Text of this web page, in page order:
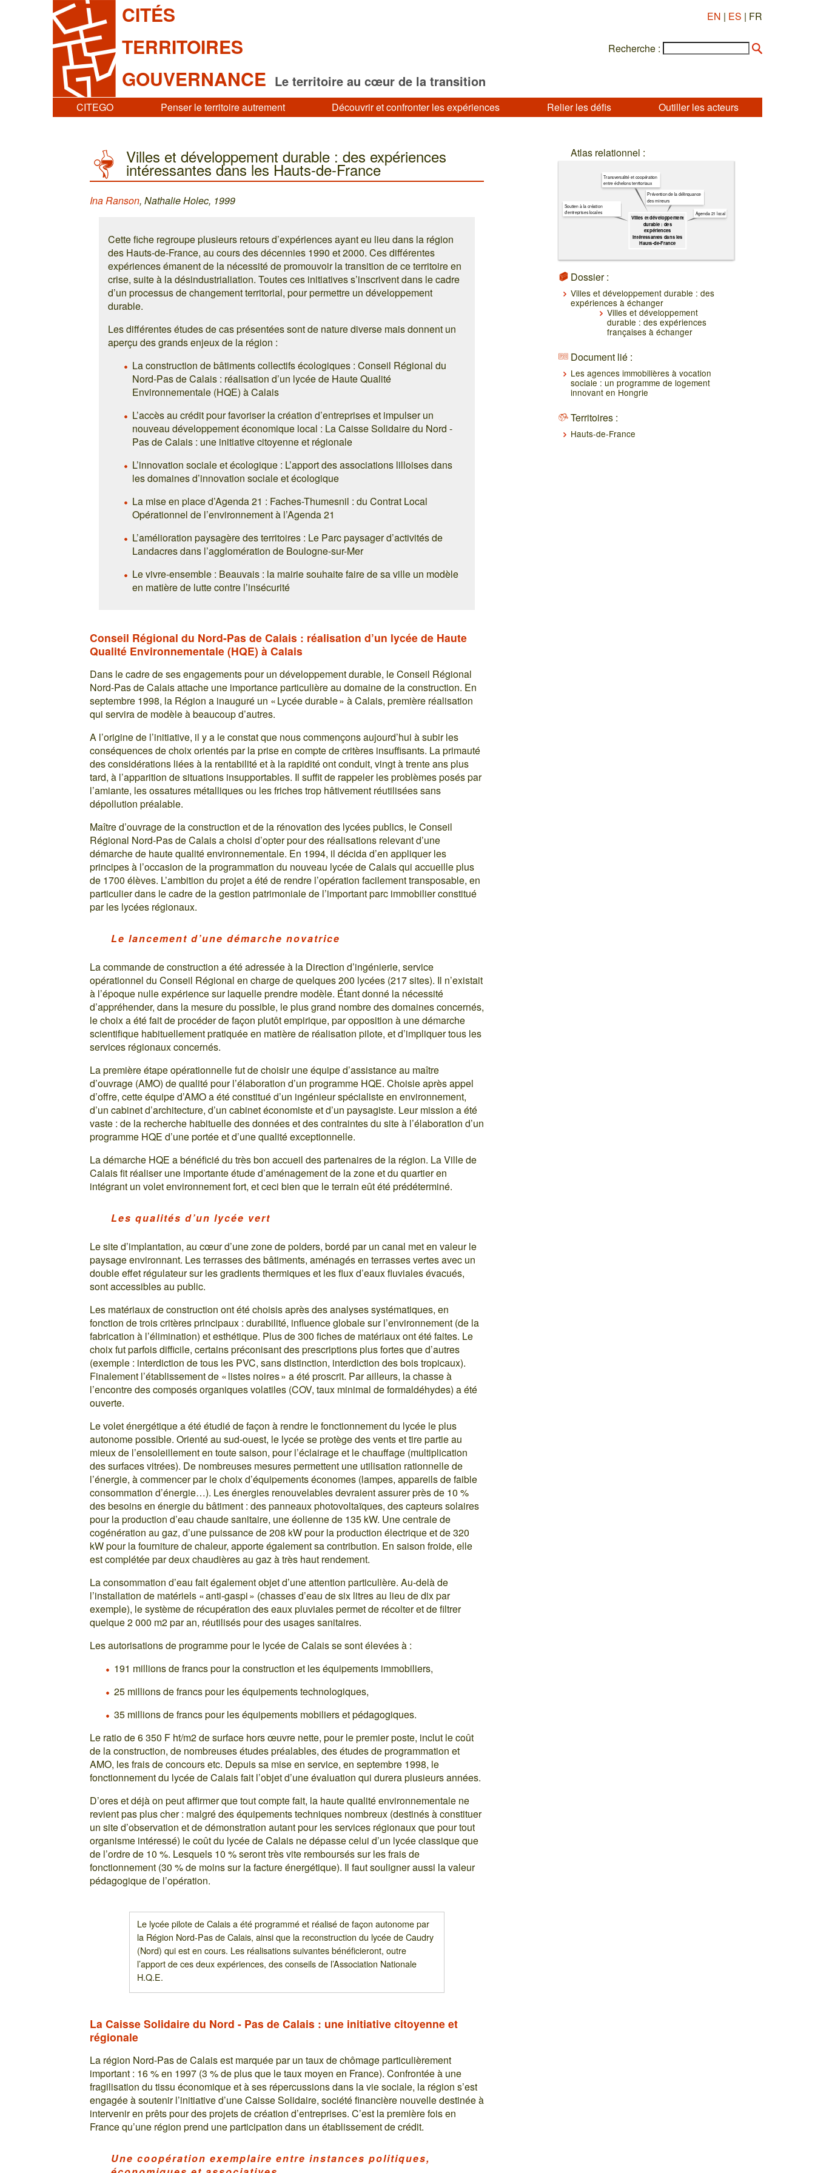
CITÉS
TERRITOIRES
GOUVERNANCE Le territoire au cœur de la transition
EN | ES | FR
Recherche :
CITEGO Penser le territoire autrement Découvrir et confronter les expériences Relier les défis Outiller les acteurs
Villes et développement durable : des expériences
intéressantes dans les Hauts-de-France
Ina Ranson, Nathalie Holec, 1999
Cette fiche regroupe plusieurs retours d’expériences ayant eu lieu dans la région
des Hauts-de-France, au cours des décennies 1990 et 2000. Ces différentes
expériences émanent de la nécessité de promouvoir la transition de ce territoire en
crise, suite à la désindustrialiation. Toutes ces initiatives s’inscrivent dans le cadre
d’un processus de changement territorial, pour permettre un développement
durable.
Les différentes études de cas présentées sont de nature diverse mais donnent un
aperçu des grands enjeux de la région :
La construction de bâtiments collectifs écologiques : Conseil Régional du
Nord-Pas de Calais : réalisation d’un lycée de Haute Qualité
Environnementale (HQE) à Calais
L’accès au crédit pour favoriser la création d’entreprises et impulser un
nouveau développement économique local : La Caisse Solidaire du Nord -
Pas de Calais : une initiative citoyenne et régionale
L’innovation sociale et écologique : L’apport des associations lilloises dans
les domaines d’innovation sociale et écologique
La mise en place d’Agenda 21 : Faches-Thumesnil : du Contrat Local
Opérationnel de l’environnement à l’Agenda 21
L’amélioration paysagère des territoires : Le Parc paysager d’activités de
Landacres dans l’agglomération de Boulogne-sur-Mer
Le vivre-ensemble : Beauvais : la mairie souhaite faire de sa ville un modèle
en matière de lutte contre l’insécurité
Conseil Régional du Nord-Pas de Calais : réalisation d’un lycée de Haute
Qualité Environnementale (HQE) à Calais
Dans le cadre de ses engagements pour un développement durable, le Conseil Régional
Nord-Pas de Calais attache une importance particulière au domaine de la construction. En
septembre 1998, la Région a inauguré un « Lycée durable » à Calais, première réalisation
qui servira de modèle à beaucoup d’autres.
A l’origine de l’initiative, il y a le constat que nous commençons aujourd’hui à subir les
conséquences de choix orientés par la prise en compte de critères insuffisants. La primauté
des considérations liées à la rentabilité et à la rapidité ont conduit, vingt à trente ans plus
tard, à l’apparition de situations insupportables. Il suffit de rappeler les problèmes posés par
l’amiante, les ossatures métalliques ou les friches trop hâtivement réutilisées sans
dépollution préalable.
Maître d’ouvrage de la construction et de la rénovation des lycées publics, le Conseil
Régional Nord-Pas de Calais a choisi d’opter pour des réalisations relevant d’une
démarche de haute qualité environnementale. En 1994, il décida d’en appliquer les
principes à l’occasion de la programmation du nouveau lycée de Calais qui accueille plus
de 1700 élèves. L’ambition du projet a été de rendre l’opération facilement transposable, en
particulier dans le cadre de la gestion patrimoniale de l’important parc immobilier constitué
par les lycées régionaux.
Le lancement d’une démarche novatrice
La commande de construction a été adressée à la Direction d’ingénierie, service
opérationnel du Conseil Régional en charge de quelques 200 lycées (217 sites). Il n’existait
à l’époque nulle expérience sur laquelle prendre modèle. Étant donné la nécessité
d’appréhender, dans la mesure du possible, le plus grand nombre des domaines concernés,
le choix a été fait de procéder de façon plutôt empirique, par opposition à une démarche
scientifique habituellement pratiquée en matière de réalisation pilote, et d’impliquer tous les
services régionaux concernés.
La première étape opérationnelle fut de choisir une équipe d’assistance au maître
d’ouvrage (AMO) de qualité pour l’élaboration d’un programme HQE. Choisie après appel
d’offre, cette équipe d’AMO a été constitué d’un ingénieur spécialiste en environnement,
d’un cabinet d’architecture, d’un cabinet économiste et d’un paysagiste. Leur mission a été
vaste : de la recherche habituelle des données et des contraintes du site à l’élaboration d’un
programme HQE d’une portée et d’une qualité exceptionnelle.
La démarche HQE a bénéficié du très bon accueil des partenaires de la région. La Ville de
Calais fit réaliser une importante étude d’aménagement de la zone et du quartier en
intégrant un volet environnement fort, et ceci bien que le terrain eût été prédéterminé.
Les qualités d’un lycée vert
Le site d’implantation, au cœur d’une zone de polders, bordé par un canal met en valeur le
paysage environnant. Les terrasses des bâtiments, aménagés en terrasses vertes avec un
double effet régulateur sur les gradients thermiques et les flux d’eaux fluviales évacués,
sont accessibles au public.
Les matériaux de construction ont été choisis après des analyses systématiques, en
fonction de trois critères principaux : durabilité, influence globale sur l’environnement (de la
fabrication à l’élimination) et esthétique. Plus de 300 fiches de matériaux ont été faites. Le
choix fut parfois difficile, certains préconisant des prescriptions plus fortes que d’autres
(exemple : interdiction de tous les PVC, sans distinction, interdiction des bois tropicaux).
Finalement l’établissement de « listes noires » a été proscrit. Par ailleurs, la chasse à
l’encontre des composés organiques volatiles (COV, taux minimal de formaldéhydes) a été
ouverte.
Le volet énergétique a été étudié de façon à rendre le fonctionnement du lycée le plus
autonome possible. Orienté au sud-ouest, le lycée se protège des vents et tire partie au
mieux de l’ensoleillement en toute saison, pour l’éclairage et le chauffage (multiplication
des surfaces vitrées). De nombreuses mesures permettent une utilisation rationnelle de
l’énergie, à commencer par le choix d’équipements économes (lampes, appareils de faible
consommation d’énergie…). Les énergies renouvelables devraient assurer près de 10 %
des besoins en énergie du bâtiment : des panneaux photovoltaïques, des capteurs solaires
pour la production d’eau chaude sanitaire, une éolienne de 135 kW. Une centrale de
cogénération au gaz, d’une puissance de 208 kW pour la production électrique et de 320
kW pour la fourniture de chaleur, apporte également sa contribution. En saison froide, elle
est complétée par deux chaudières au gaz à très haut rendement.
La consommation d’eau fait également objet d’une attention particulière. Au-delà de
l’installation de matériels « anti-gaspi » (chasses d’eau de six litres au lieu de dix par
exemple), le système de récupération des eaux pluviales permet de récolter et de filtrer
quelque 2 000 m2 par an, réutilisés pour des usages sanitaires.
Les autorisations de programme pour le lycée de Calais se sont élevées à :
191 millions de francs pour la construction et les équipements immobiliers,
25 millions de francs pour les équipements technologiques,
35 millions de francs pour les équipements mobiliers et pédagogiques.
Le ratio de 6 350 F ht/m2 de surface hors œuvre nette, pour le premier poste, inclut le coût
de la construction, de nombreuses études préalables, des études de programmation et
AMO, les frais de concours etc. Depuis sa mise en service, en septembre 1998, le
fonctionnement du lycée de Calais fait l’objet d’une évaluation qui durera plusieurs années.
D’ores et déjà on peut affirmer que tout compte fait, la haute qualité environnementale ne
revient pas plus cher : malgré des équipements techniques nombreux (destinés à constituer
un site d’observation et de démonstration autant pour les services régionaux que pour tout
organisme intéressé) le coût du lycée de Calais ne dépasse celui d’un lycée classique que
de l’ordre de 10 %. Lesquels 10 % seront très vite remboursés sur les frais de
fonctionnement (30 % de moins sur la facture énergétique). Il faut souligner aussi la valeur
pédagogique de l’opération.
Le lycée pilote de Calais a été programmé et réalisé de façon autonome par
la Région Nord-Pas de Calais, ainsi que la reconstruction du lycée de Caudry
(Nord) qui est en cours. Les réalisations suivantes bénéficieront, outre
l’apport de ces deux expériences, des conseils de l’Association Nationale
H.Q.E.
La Caisse Solidaire du Nord - Pas de Calais : une initiative citoyenne et
régionale
La région Nord-Pas de Calais est marquée par un taux de chômage particulièrement
important : 16 % en 1997 (3 % de plus que le taux moyen en France). Confrontée à une
fragilisation du tissu économique et à ses répercussions dans la vie sociale, la région s’est
engagée à soutenir l’initiative d’une Caisse Solidaire, société financière nouvelle destinée à
intervenir en prêts pour des projets de création d’entreprises. C’est la première fois en
France qu’une région prend une participation dans un établissement de crédit.
Une coopération exemplaire entre instances politiques,
Atlas relationnel :
Villes et développement
durable : des
expériences
intéressantes dans les
Hauts-de-France
Agenda 21 local
Prévention de la délinquance
des mineurs
Transversalité et coopération
entre échelons territoriaux
Soutien à la création
d'entreprises locales
Dossier :
Villes et développement durable : des
expériences à échanger
Villes et développement
durable : des expériences
françaises à échanger
Document lié :
Les agences immobilières à vocation
sociale : un programme de logement
innovant en Hongrie
Territoires :
Hauts-de-France